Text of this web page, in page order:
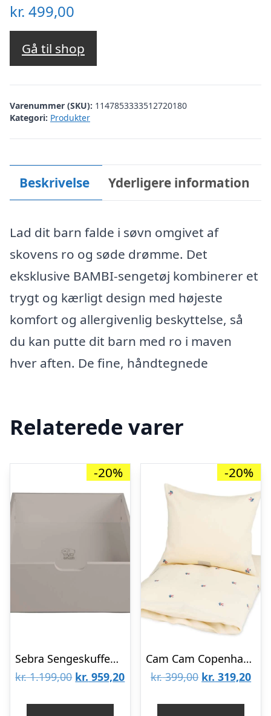
kr. 499,00
Gå til shop
Varenummer (SKU): 1147853333512720180
Kategori: Produkter
Beskrivelse Yderligere information
Lad dit barn falde i søvn omgivet af
skovens ro og søde drømme. Det
eksklusive BAMBI-sengetøj kombinerer et
trygt og kærligt design med højeste
komfort og allergivenlig beskyttelse, så
du kan putte dit barn med ro i maven
hver aften. De fine, håndtegnede
Relaterede varer
-20%
Sebra Sengeskuffen – Baby & Jr. – Jetty Beige
kr.1.199,00 Den
kr. 959,20Den
-20%
Cam Cam Copenhagen Sengetøj – Baby – Broderet – GOTS – Berries
kr.399,00 Den
kr. 319,20Den